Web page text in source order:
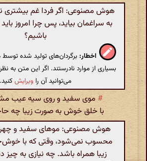
هوش مصنوعی: اگر فردا غم بیشتری
به سراغمان بیاید، پس چرا امروز
باشیم؟
اخطار: برگردان‌های تولید شده
بسیاری از موارد نادرستند. اگر این متن به
می‌توانید آن را ویرایشکنید.
# موی سفید و روی سیه عیب
با خلق خوش به صورت زیبا چه
هوش مصنوعی: موهای سفید و
محسوب نمی‌شود، وقتی که با
زیبا همراه باشد. چه نیازی به